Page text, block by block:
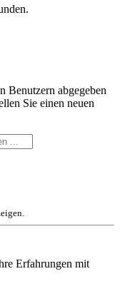
Benutzern abgegeben
Sie einen neuen
Erfahrungen mit